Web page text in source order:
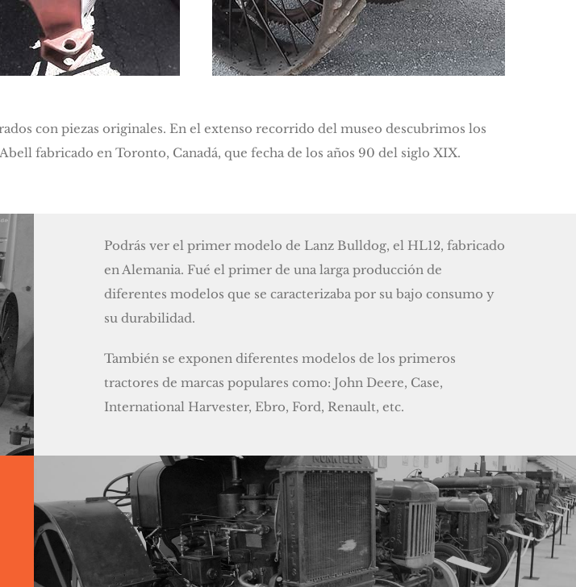
con piezas originales. En el extenso recorrido del museo descubrimos los
fabricado en Toronto, Canadá, que fecha de los años 90 del siglo XIX.
Podrás ver el primer modelo de Lanz Bulldog, el HL12, fabricado
en Alemania. Fué el primer de una larga producción de
diferentes modelos que se caracterizaba por su bajo consumo y
su durabilidad.
También se exponen diferentes modelos de los primeros
tractores de marcas populares como: John Deere, Case,
International Harvester, Ebro, Ford, Renault, etc.